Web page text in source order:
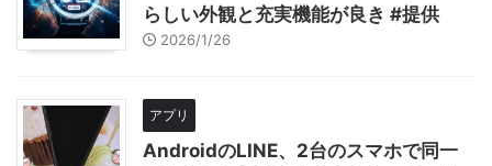
らしい外観と充実機能が良き #提供
2026/1/26
アプリ
AndroidのLINE、2台のスマホで同一